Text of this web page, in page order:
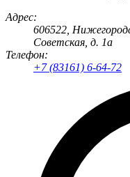
Адрес:
606522 ,
Советская, д. 1а
Телефон:
+7 (83161) 6-64-72